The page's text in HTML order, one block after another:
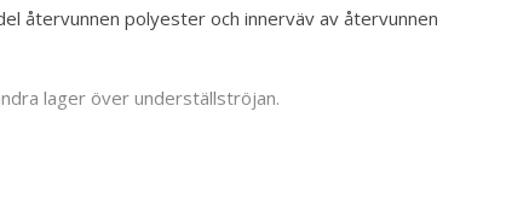
återvunnen polyester och innerväv av återvunnen
lager över underställströjan.